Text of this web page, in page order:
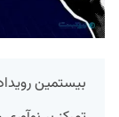
بیستمین